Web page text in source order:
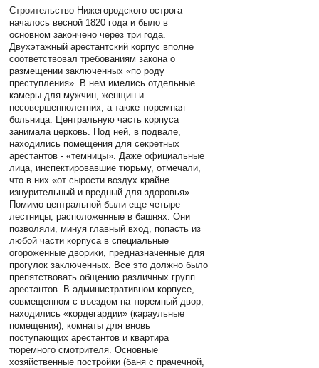
Строительство Нижегородского острога
началось весной 1820 года и было в
основном закончено через три года.
Двухэтажный арестантский корпус вполне
соответствовал требованиям закона о
размещении заключенных «по роду
преступления». В нем имелись отдельные
камеры для мужчин, женщин и
несовершеннолетних, а также тюремная
больница. Центральную часть корпуса
занимала церковь. Под ней, в подвале,
находились помещения для секретных
арестантов - «темницы». Даже официальные
лица, инспектировавшие тюрьму, отмечали,
что в них «от сырости воздух крайне
изнурительный и вредный для здоровья».
Помимо центральной были еще четыре
лестницы, расположенные в башнях. Они
позволяли, минуя главный вход, попасть из
любой части корпуса в специальные
огороженные дворики, предназначенные для
прогулок заключенных. Все это должно было
препятствовать общению различных групп
арестантов. В административном корпусе,
совмещенном с въездом на тюремный двор,
находились «кордегардии» (караульные
помещения), комнаты для вновь
поступающих арестантов и квартира
тюремного смотрителя. Основные
хозяйственные постройки (баня с прачечной,